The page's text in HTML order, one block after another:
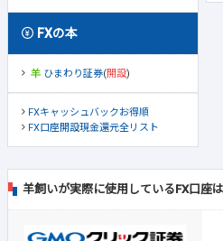
FXの本
ひまわり証券(開設)
FXキャッシュバックお得順
FX口座開設現金還元全リスト
羊飼いが実際に使用しているFX口座は